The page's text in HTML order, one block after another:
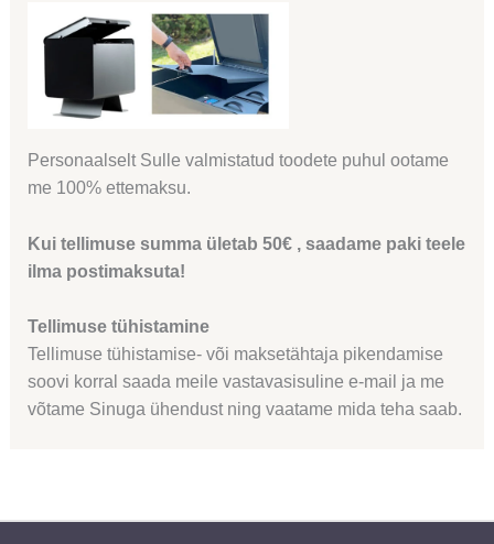
Personaalselt Sulle valmistatud toodete puhul ootame
me 100% ettemaksu.
Kui tellimuse summa ületab 50€ , saadame paki teele
ilma postimaksuta!
Tellimuse tühistamine
Tellimuse tühistamise- või maksetähtaja pikendamise
soovi korral saada meile vastavasisuline e-mail ja me
võtame Sinuga ühendust ning vaatame mida teha saab.